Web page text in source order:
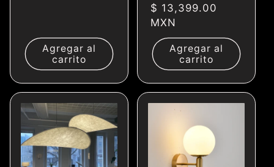
Agregar al
carrito
habitual
$ 13,399.00
MXN
Agregar al
carrito